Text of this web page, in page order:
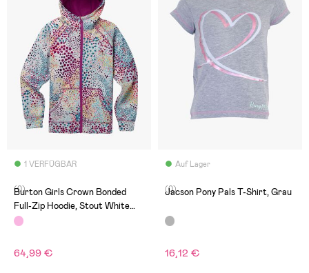
1 VERFÜGBAR
(0)
Burton Girls Crown Bonded
Full-Zip Hoodie, Stout White
Dots
64,99 €
Auf Lager
(0)
Jacson Pony Pals T-Shirt, Grau
16,12 €